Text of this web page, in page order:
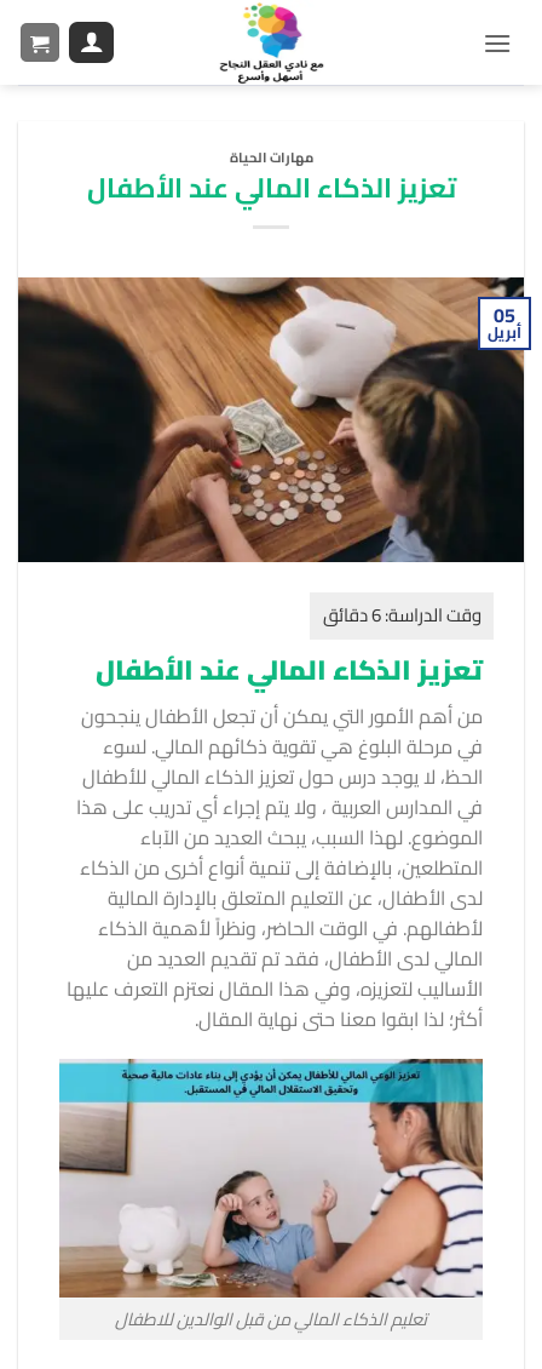
مهارات الحياة
تعزيز الذكاء المالي عند الأطفال
05
أبريل
تعزيز الذكاء المالي عند الأطفال
من أهم الأمور التي يمكن أن تجعل الأطفال ينجحون
في مرحلة البلوغ هي تقوية ذكائهم المالي. لسوء
الحظ، لا يوجد درس حول تعزيز الذكاء المالي للأطفال
في المدارس العربية ، ولا يتم إجراء أي تدريب على هذا
الموضوع. لهذا السبب، يبحث العديد من الآباء
المتطلعين، بالإضافة إلى تنمية أنواع أخرى من الذكاء
لدى الأطفال، عن التعليم المتعلق بالإدارة المالية
لأطفالهم. في الوقت الحاضر، ونظراً لأهمية الذكاء
المالي لدى الأطفال، فقد تم تقديم العديد من
الأساليب لتعزيزه، وفي هذا المقال نعتزم التعرف عليها
أكثر؛ لذا ابقوا معنا حتى نهاية المقال.
تعليم الذكاء المالي من قبل الوالدين للاطفال